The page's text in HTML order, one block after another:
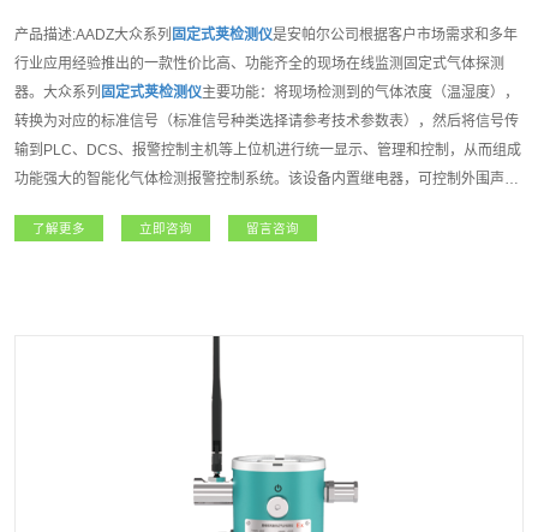
产品描述:AADZ大众系列 固定式荚检测仪是安帕尔公司根据客户市场需求和多年
行业应用经验推出的一款性价比高、功能齐全的现场在线监测固定式气体探测
器。大众系列 固定式荚检测仪主要功能：将现场检测到的气体浓度（温湿度），
转换为对应的标准信号（标准信号种类选择请参考技术参数表），然后将信号传
输到PLC、DCS、报警控制主机等上位机进行统一显示、管理和控制，从而组成
功能强大的智能化气体检测报警控制系统。该设备内置继电器，可控制外围声光
远程设置报警值和远程标定等功能；大众系列
了解更多 立即咨询 留言咨询